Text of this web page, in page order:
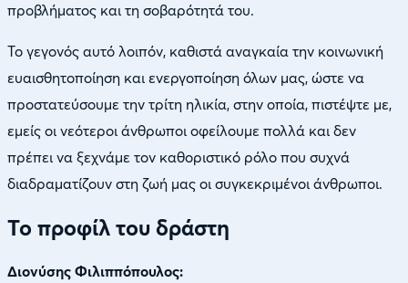
προβλήματος και τη σοβαρότητά του.
Το γεγονός αυτό λοιπόν, καθιστά αναγκαία την κοινωνική
ευαισθητοποίηση και ενεργοποίηση όλων μας, ώστε να
προστατεύσουμε την τρίτη ηλικία, στην οποία, πιστέψτε με,
εμείς οι νεότεροι άνθρωποι οφείλουμε πολλά και δεν
πρέπει να ξεχνάμε τον καθοριστικό ρόλο που συχνά
διαδραματίζουν στη ζωή μας οι συγκεκριμένοι άνθρωποι.
Το προφίλ του δράστη
Διονύσης Φιλιππόπουλος: